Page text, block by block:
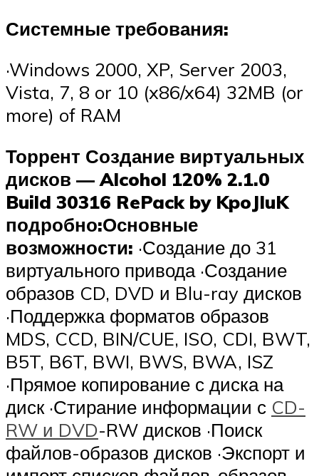
Системные требования:
·Windows 2000, XP, Server 2003,
Vista, 7, 8 or 10 (x86/x64) 32MB (or
more) of RAM
Торрент Создание виртуальных
дисков — Alcohol 120% 2.1.0
Build 30316 RePack by KpoJIuK
подробно:Основные
возможности: ·Создание до 31
виртуального привода ·Создание
образов CD, DVD и Blu-ray дисков
·Поддержка форматов образов
MDS, CCD, BIN/CUE, ISO, CDI, BWT,
B5T, B6T, BWI, BWS, BWA, ISZ
·Прямое копирование с диска на
диск ·Стирание информации с CD-
RW и DVD-RW дисков ·Поиск
файлов-образов дисков ·Экспорт и